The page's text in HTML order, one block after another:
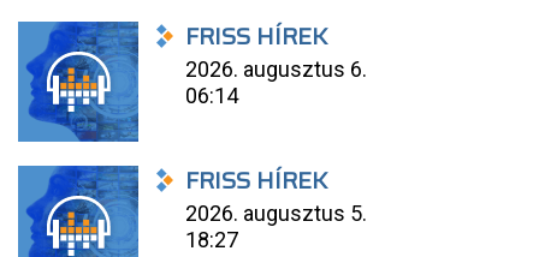
FRISS HÍREK
2026. augusztus 6.
06:14
FRISS HÍREK
2026. augusztus 5.
18:27